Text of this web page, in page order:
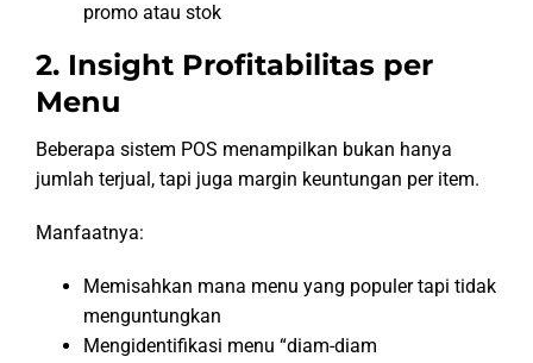
promo atau stok
2. Insight Profitabilitas per
Menu
Beberapa sistem POS menampilkan bukan hanya
jumlah terjual, tapi juga margin keuntungan per item.
Manfaatnya:
Memisahkan mana menu yang populer tapi tidak
menguntungkan
Mengidentifikasi menu “diam-diam